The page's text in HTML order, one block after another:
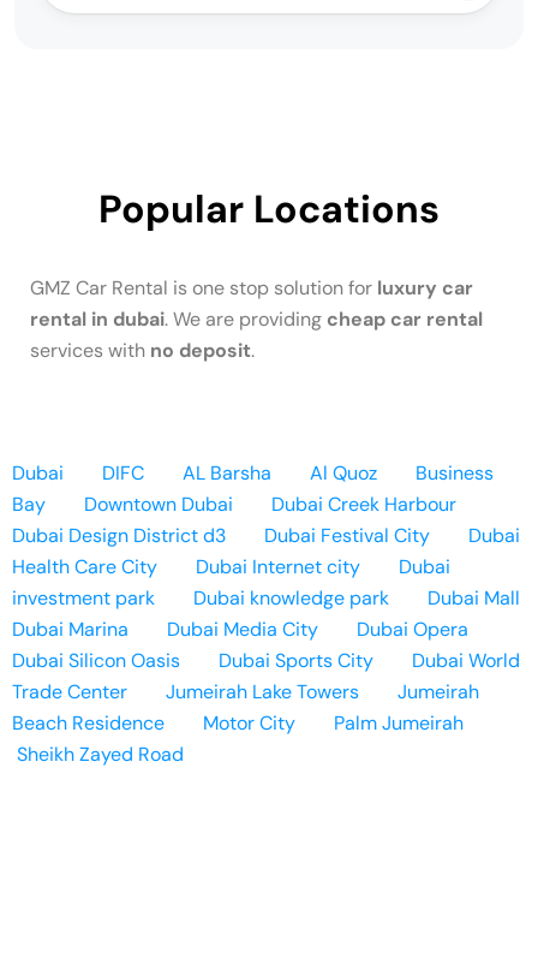
Popular Locations
GMZ Car Rental is one stop solution for luxury car
rental in dubai. We are providing cheap car rental
services with no deposit.
Dubai DIFC AL Barsha Al Quoz
Business
Bay
Downtown Dubai
Dubai Creek Harbour
Dubai Design District d3
Dubai Festival City
Dubai
Health Care City
Dubai Internet city
Dubai
investment park
Dubai knowledge park
Dubai Mall
Dubai Marina
Dubai Media City
Dubai Opera
Dubai Silicon Oasis
Dubai Sports City
Dubai World
Trade Center
Jumeirah Lake Towers
Jumeirah
Beach Residence
Motor City
Palm Jumeirah
Sheikh Zayed Road